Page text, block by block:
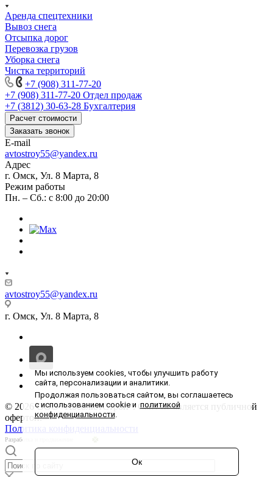
Аренда спецтехники
Вывоз снега
Отсыпка дорог
Перевозка грузов
Уборка снега
Чистка территорий
+7 (908) 311-77-20
+7 (908) 311-77-20 Отдел продаж
+7 (3812) 30-63-28 Бухгалтерия
Расчет стоимости
Заказать звонок
E-mail
avtostroy55@yandex.ru
Адрес
г. Омск, Ул. 8 Марта, 8
Режим работы
Пн. – Сб.: с 8:00 до 20:00
avtostroy55@yandex.ru
г. Омск, Ул. 8 Марта, 8
© 2026 ООО "АбсолютСтрой". Сайт не является публичной
офертой.
Политика конфиденциальности
Разработка и продвижение
Мы используем cookies, чтобы улучшить работу
сайта, персонализации и аналитики.
Продолжая пользоваться сайтом, вы соглашаетесь
с использованием cookie иполитикой
конфиденциальности.
Ок